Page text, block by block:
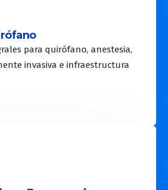
para quirófano, anestesia,
invasiva e infraestructura